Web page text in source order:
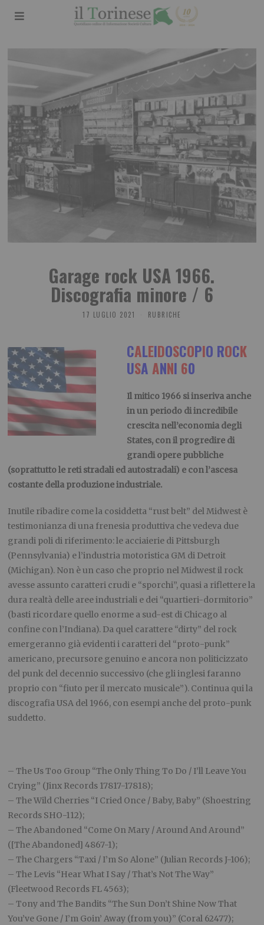
Garage rock USA 1966.
Discografia minore / 6
17 LUGLIO 2021 RUBRICHE
CALEIDOSCOPIO ROCK
USA ANNI 60
Il mitico 1966 si inseriva anche
in un periodo di incredibile
crescita nell’economia degli
States, con il progredire di
grandi opere pubbliche
(soprattutto le reti stradali ed autostradali) e con l’ascesa
costante della produzione industriale.
Inutile ribadire come la cosiddetta “rust belt” del Midwest è
testimonianza di una frenesia produttiva che vedeva due
grandi poli di riferimento: le acciaierie di Pittsburgh
(Pennsylvania) e l’industria motoristica GM di Detroit
(Michigan). Non è un caso che proprio nel Midwest il rock
avesse assunto caratteri crudi e “sporchi”, quasi a riflettere la
dura realtà delle aree industriali e dei “quartieri-dormitorio”
(basti ricordare quello enorme a sud-est di Chicago al
confine con l’Indiana). Da quel carattere “dirty” del rock
emergeranno già evidenti i caratteri del “proto-punk”
americano, precursore genuino e ancora non politicizzato
del punk del decennio successivo (che gli inglesi faranno
proprio con “fiuto per il mercato musicale”). Continua qui la
discografia USA del 1966, con esempi anche del proto-punk
suddetto.
– The Us Too Group “The Only Thing To Do / I’ll Leave You
Crying” (Jinx Records 17817-17818);
– The Wild Cherries “I Cried Once / Baby, Baby” (Shoestring
Records SHO-112);
– The Abandoned “Come On Mary / Around And Around”
([The Abandoned] 4867-1);
– The Chargers “Taxi / I’m So Alone” (Julian Records J-106);
– The Levis “Hear What I Say / That’s Not The Way”
(Fleetwood Records FL 4563);
– Tony and The Bandits “The Sun Don’t Shine Now That
You’ve Gone / I’m Goin’ Away (from you)” (Coral 62477);